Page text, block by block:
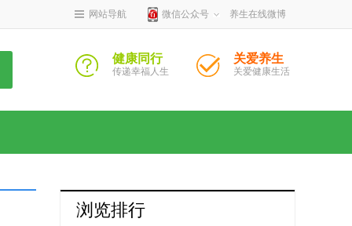
网站导航 微信公众号 养生在线微博
关爱养生
关爱健康生活
健康同行
传递幸福人生
浏览排行